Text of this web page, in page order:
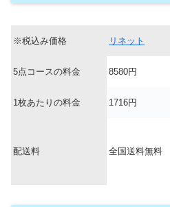
※税込み価格 リネット
5点コースの料金 8580円
1枚あたりの料金 1716円
配送料 全国送料無料